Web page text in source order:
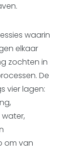
waarin
elkaar
zochten in
De
vier lagen:
om van